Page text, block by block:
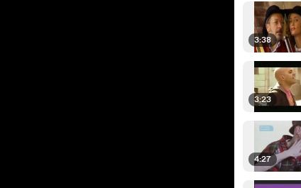
3:38
3:23
4:27